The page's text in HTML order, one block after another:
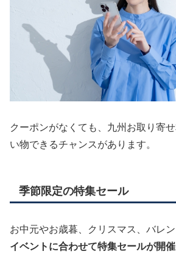
クーポンがなくても、九州お取り寄
い物できるチャンスがあります。
季節限定の特集セール
お中元やお歳暮、クリスマス、バレン
イベントに合わせて特集セールが開催